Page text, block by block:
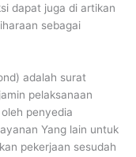
dapat juga di artikan
sebagai
adalah surat
pelaksanaan
penyedia
Yang lain untuk
pekerjaan sesudah